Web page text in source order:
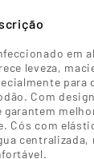
em
leveza,
para
Com
garantem
Cós com